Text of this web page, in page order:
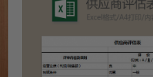
用模板